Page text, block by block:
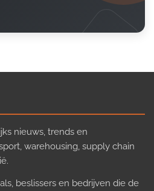
nieuws, trends en
warehousing, supply chain
beslissers en bedrijven die de